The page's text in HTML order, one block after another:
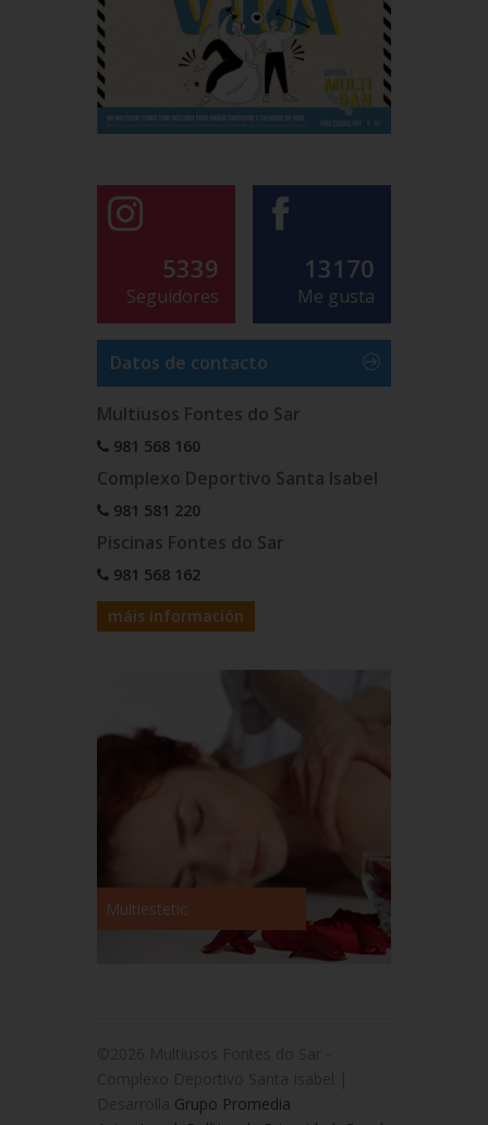
5339
Seguidores
13170
Me gusta
Datos de contacto
Multiusos Fontes do Sar
981 568 160
Complexo Deportivo Santa Isabel
981 581 220
Piscinas Fontes do Sar
981 568 162
máis información
Multiestetic
Grupo Promedia